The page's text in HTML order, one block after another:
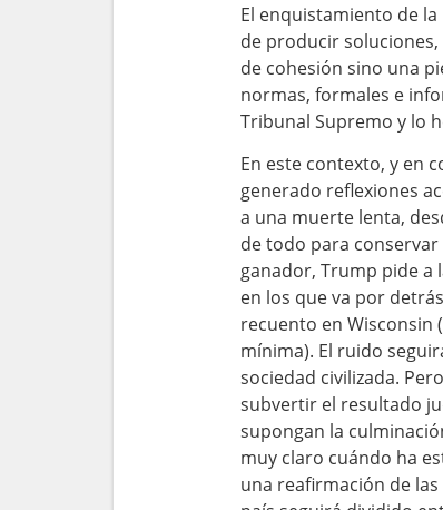
El enquistamiento de
de producir
de cohesión sino una
normas, formales e
Tribunal Supremo y lo
En este contexto, y en
generado reflexiones
a una muerte lenta,
de todo para
ganador, Trump pide a
en los que va por
recuento en Wisconsin
mínima). El ruido
sociedad civilizada.
subvertir el resultado
supongan la
muy claro cuándo ha
una reafirmación de las